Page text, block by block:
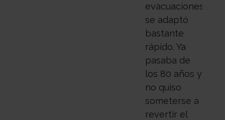
evacuaciones
se adaptó
bastante
rápido. Ya
pasaba de
los 80 años y
no quiso
someterse a
revertir el